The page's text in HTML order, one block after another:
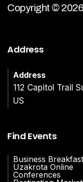
Copyright © 2026
Address
Address
112 Capitol Trail
US
Find Events
Business Breakfast
Uzakrota Online
Conferences